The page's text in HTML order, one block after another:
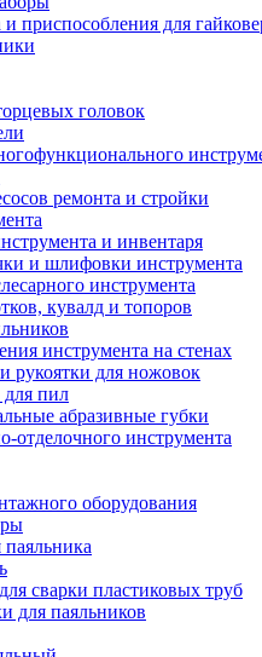
и приспособления для
головок
ремонта и стройки
и инвентаря
и шлифовки инструмента
инструмента
кувалд и топоров
инструмента на стенах
рукоятки для ножовок
для пил
абразивные губки
отделочного инструмента
оборудования
сварки пластиковых труб
для паяльников